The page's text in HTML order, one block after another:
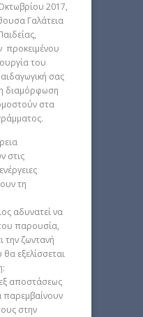
2017,
Γαλάτεια
προκειμένου
του
σας
διαμόρφωση
στα
στις
τη
αδυνατεί να
παρουσία,
την ζωντανή
εξελίσσεται
αποστάσεως
παρεμβαίνουν
στην